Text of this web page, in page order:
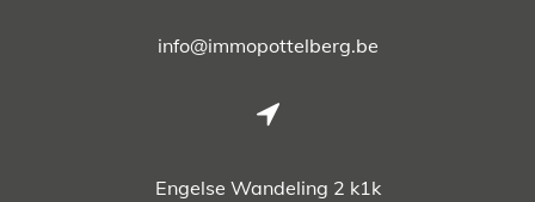
info@immopottelberg.be
Engelse Wandeling 2 k1k